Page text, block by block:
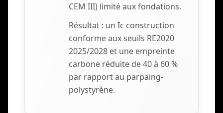
CEM III) limité aux fondations.
Résultat : un Ic construction
conforme aux seuils RE2020
2025/2028 et une empreinte
carbone réduite de 40 à 60 %
par rapport au parpaing-
polystyrène.